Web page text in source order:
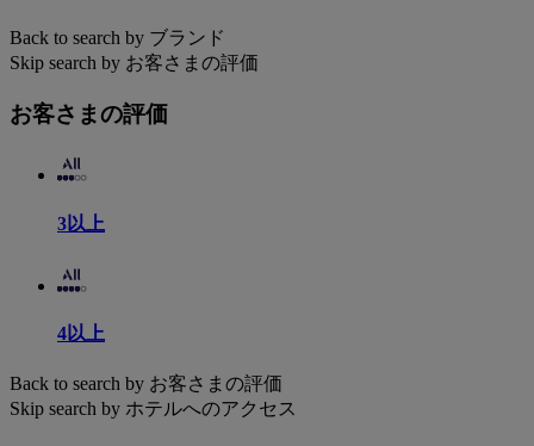
Back to search by ブランド
Skip search by お客さまの評価
お客さまの評価
3以上
4以上
Back to search by お客さまの評価
Skip search by ホテルへのアクセス